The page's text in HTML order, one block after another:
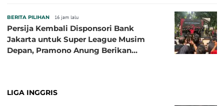
BERITA PILIHAN 16 jam lalu
Persija Kembali Disponsori Bank
Jakarta untuk Super League Musim
Depan, Pramono Anung Berikan
LIGA INGGRIS